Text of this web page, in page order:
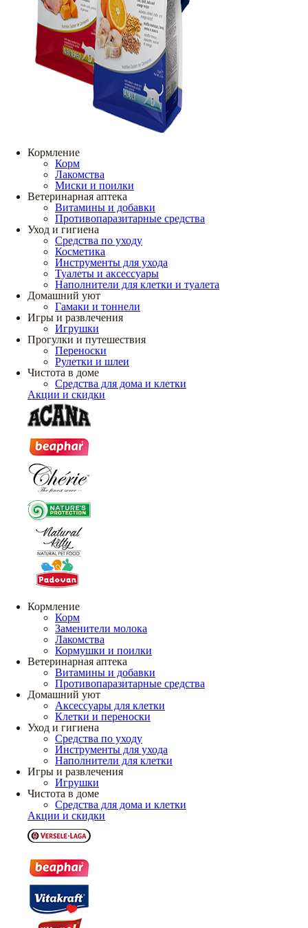
Кормление
Корм
Лакомства
Миски и поилки
Ветеринарная аптека
Витамины и добавки
Противопаразитарные средства
Уход и гигиена
Средства по уходу
Косметика
Инструменты для ухода
Туалеты и аксессуары
Наполнители для клетки и туалета
Домашний уют
Гамаки и тоннели
Игры и развлечения
Игрушки
Прогулки и путешествия
Переноски
Рулетки и шлеи
Чистота в доме
Средства для дома и клетки
Акции и скидки
Кормление
Корм
Заменители молока
Лакомства
Кормушки и поилки
Ветеринарная аптека
Витамины и добавки
Противопаразитарные средства
Домашний уют
Аксессуары для клетки
Клетки и переноски
Уход и гигиена
Средства по уходу
Инструменты для ухода
Наполнители для клетки
Игры и развлечения
Игрушки
Чистота в доме
Средства для дома и клетки
Акции и скидки